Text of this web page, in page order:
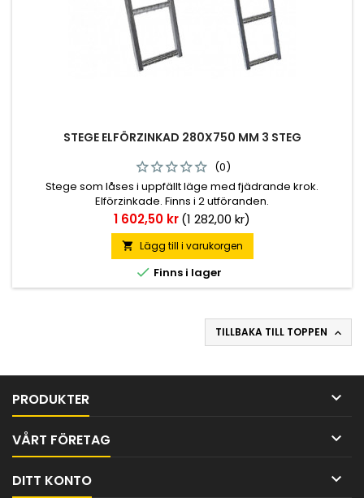
STEGE ELFÖRZINKAD 280X750 MM 3 STEG
(0)
Stege som låses i uppfällt läge med fjädrande krok.
Elförzinkade. Finns i 2 utföranden.
Pris
1 602,50 kr(1 282,00 kr)
 Lägg till i varukorgen
 Finns i lager
TILLBAKA TILL TOPPEN 
PRODUKTER 
VÅRT FÖRETAG 
DITT KONTO 